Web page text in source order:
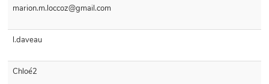
marion.m.loccoz@gmail.com
l.daveau
Chloé2